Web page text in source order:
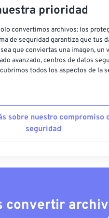
prioridad
convertimos archivos: los
de seguridad garantiza que tus
que conviertas una imagen, un
avanzado, centros de datos
todos los aspectos de la
sobre nuestro compromiso
seguridad
convertir